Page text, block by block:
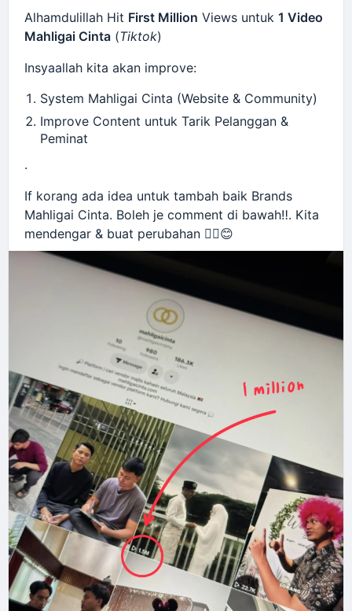
Alhamdulillah Hit First Million Views untuk 1 Video
Mahligai Cinta (Tiktok)
Insyaallah kita akan improve:
System Mahligai Cinta (Website & Community)
Improve Content untuk Tarik Pelanggan &
Peminat
.
If korang ada idea untuk tambah baik Brands
Mahligai Cinta. Boleh je comment di bawah‼️. Kita
mendengar & buat perubahan ☝🏻😊